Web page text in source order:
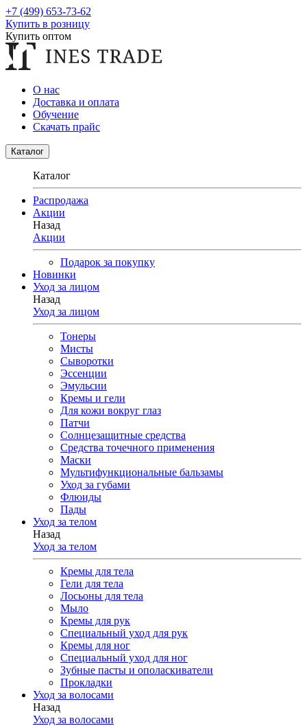
+7 (499) 653-73-62
Купить в розницу
Купить оптом
О нас
Доставка и оплата
Обучение
Скачать прайс
Каталог
Каталог
Распродажа
Акции
Назад
Акции
Подарок за покупку
Новинки
Уход за лицом
Назад
Уход за лицом
Тонеры
Мисты
Сыворотки
Эссенции
Эмульсии
Кремы и гели
Для кожи вокруг глаз
Патчи
Солнцезащитные средства
Средства точечного применения
Маски
Мультифункциональные бальзамы
Уход за губами
Флюиды
Пады
Уход за телом
Назад
Уход за телом
Кремы для тела
Гели для тела
Лосьоны для тела
Мыло
Кремы для рук
Специальный уход для рук
Кремы для ног
Специальный уход для ног
Зубные пасты и ополаскиватели
Прокладки
Уход за волосами
Назад
Уход за волосами